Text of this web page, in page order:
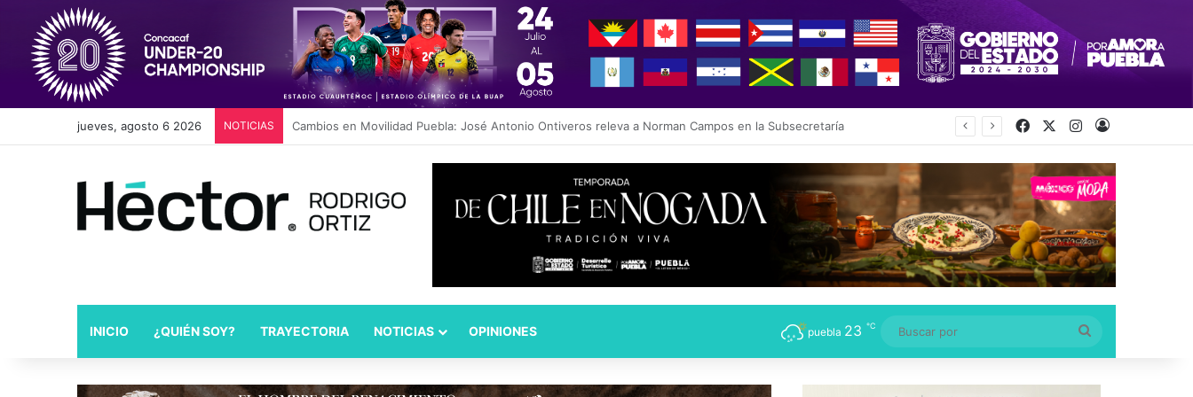
jueves, agosto 6 2026 NOTICIAS Diputado Céspedes propone crear Secretaría Ejecutiva del Sistema de Protección de Niñas, Niños y Adolescentes FacebookInstagram
Acceso
INICIO ¿QUIÉN SOY? TRAYECTORIA NOTICIAS OPINIONES puebla 23 ℃
por